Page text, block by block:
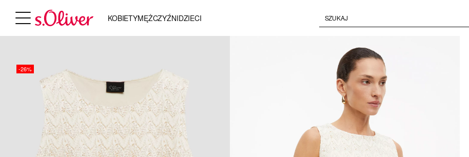
KOBIETYMĘŻCZYŹNIDZIECI
-26%